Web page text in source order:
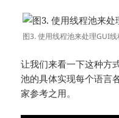
图3. 使用线程池来处理GUI
让我们来看一下这种方
池的具体实现每个语言
家参考之用。